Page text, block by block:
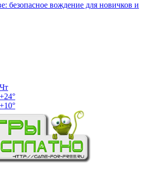
безопасное вождение для новичков и
Чт
+24°
+10°